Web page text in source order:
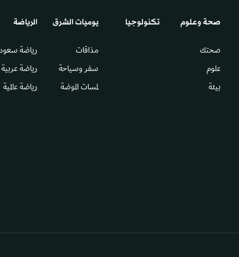
صحة وعلوم
صحتك
علوم
بيئة
تكنولوجيا يوميات الشرق​
مذاقات
سفر وسياحة
لمسات الموضة
الرياضة
رياضة
رياضة عربية
رياضة عالمية